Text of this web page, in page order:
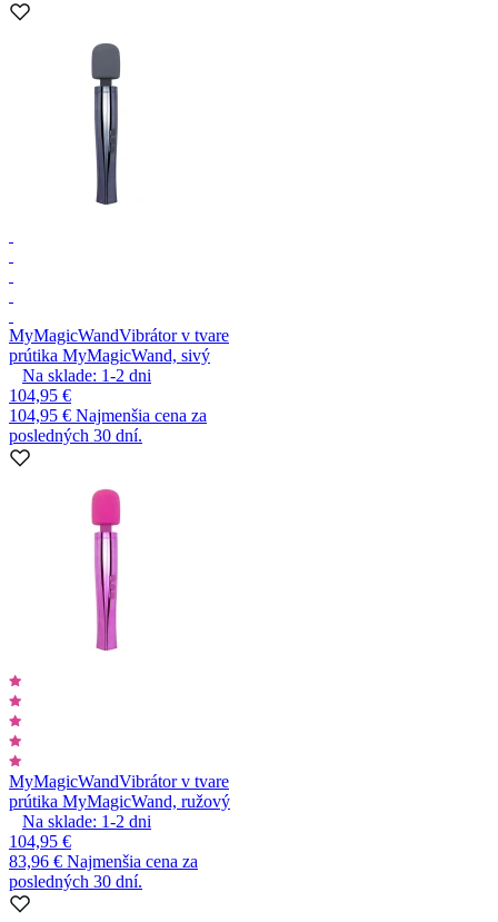
MyMagicWandVibrátor v tvare
prútika MyMagicWand, sivý
Na sklade: 1-2 dni
104,95 €
104,95 € Najmenšia cena za
posledných 30 dní.
MyMagicWandVibrátor v tvare
prútika MyMagicWand, ružový
Na sklade: 1-2 dni
104,95 €
83,96 € Najmenšia cena za
posledných 30 dní.